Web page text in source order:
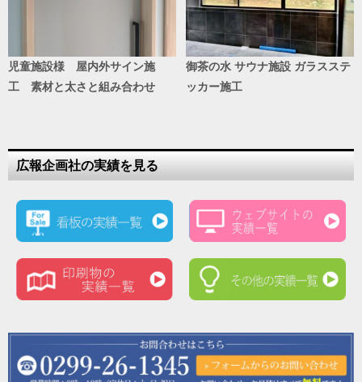
児童施設様 屋内外サイン施
工 素材と太さと組み合わせ
御茶の水 サウナ施設 ガラスステ
ッカー施工
広報企画社の実績を見る